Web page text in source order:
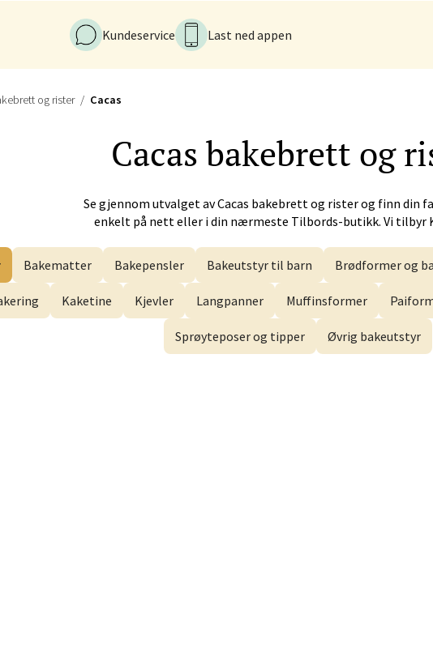
Kundeservice
Last ned appen
og rister Cacas
Cacas bakebrett og
Se gjennom utvalget avCacas bakebrett og rister og finn din
enkelt på nett eller i din nærmeste Tilbords-butikk. Vi tilbyr
Bakematter Bakepensler Bakeutstyr til barn Brødformer og
Kaketine Kjevler Langpanner Muffinsformer
Sprøyteposer og tipper Øvrig bakeutstyr
Åpningstider ikke tilgjengelig
Førde - Alti Førde
Naustdalsveien 4, 6800 Førde
Åpent i dag 10-20
Bergen - Galleriet
Torgalmenningen 8, 5014 Bergen
Åpent i dag 09-21